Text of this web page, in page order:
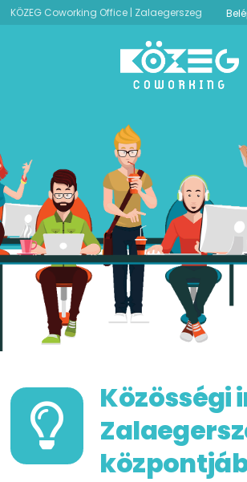
KÖZEG Coworking Office | Zalaegerszeg
Közösségi